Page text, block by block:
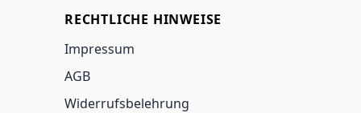
RECHTLICHE HINWEISE
Impressum
AGB
Widerrufsbelehrung